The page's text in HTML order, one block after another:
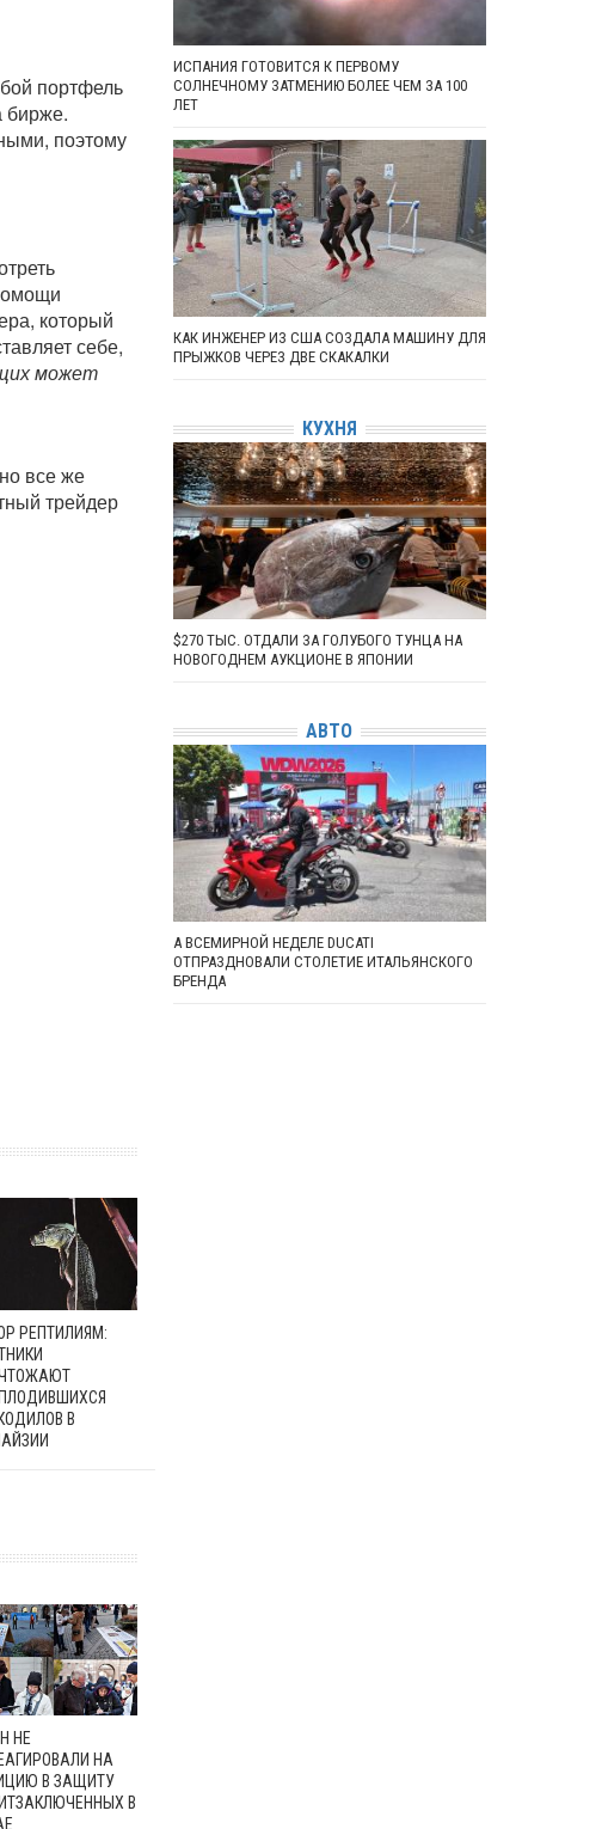
портфель
бирже.
поэтому
который
себе,
может
все же
трейдер
РЕПТИЛИЯМ:
В
НЕ
НА
В ЗАЩИТУ
В
ИСПАНИЯ ГОТОВИТСЯ К ПЕРВОМУ
СОЛНЕЧНОМУ ЗАТМЕНИЮ БОЛЕЕ ЧЕМ ЗА 100
ЛЕТ
КАК ИНЖЕНЕР ИЗ США СОЗДАЛА МАШИНУ ДЛЯ
ПРЫЖКОВ ЧЕРЕЗ ДВЕ СКАКАЛКИ
КУХНЯ
$270 ТЫС. ОТДАЛИ ЗА ГОЛУБОГО ТУНЦА НА
НОВОГОДНЕМ АУКЦИОНЕ В ЯПОНИИ
АВТО
А ВСЕМИРНОЙ НЕДЕЛЕ DUCATI
ОТПРАЗДНОВАЛИ СТОЛЕТИЕ ИТАЛЬЯНСКОГО
БРЕНДА